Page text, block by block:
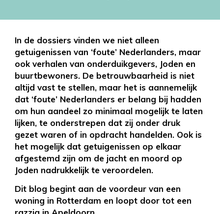
In de dossiers vinden we niet alleen
getuigenissen van ‘foute’ Nederlanders, maar
ook verhalen van onderduikgevers, Joden en
buurtbewoners. De betrouwbaarheid is niet
altijd vast te stellen, maar het is aannemelijk
dat ‘foute’ Nederlanders er belang bij hadden
om hun aandeel zo minimaal mogelijk te laten
lijken, te onderstrepen dat zij onder druk
gezet waren of in opdracht handelden. Ook is
het mogelijk dat getuigenissen op elkaar
afgestemd zijn om de jacht en moord op
Joden nadrukkelijk te veroordelen.
Dit blog begint aan de voordeur van een
woning in Rotterdam en loopt door tot een